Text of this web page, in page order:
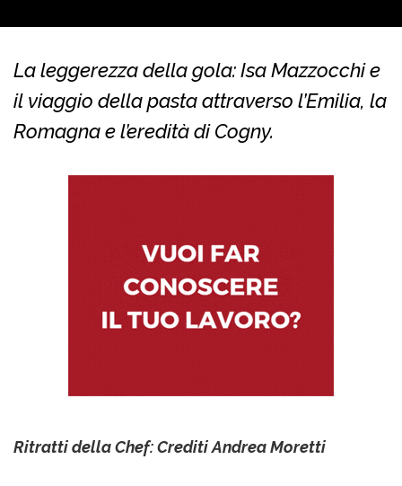
La leggerezza della gola: Isa Mazzocchi e
il viaggio della pasta attraverso l’Emilia, la
Romagna e l’eredità di Cogny.
Ritratti della Chef: Crediti Andrea Moretti